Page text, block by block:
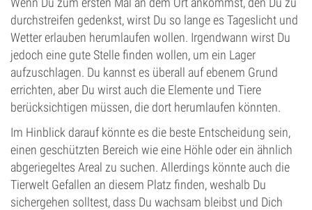
durchstreifen gedenkst, wirst Du so lange es Tageslicht und
Wetter erlauben herumlaufen wollen. Irgendwann wirst Du
jedoch eine gute Stelle finden wollen, um ein Lager
aufzuschlagen. Du kannst es überall auf ebenem Grund
errichten, aber Du wirst auch die Elemente und Tiere
berücksichtigen müssen, die dort herumlaufen könnten.
Im Hinblick darauf könnte es die beste Entscheidung sein,
einen geschützten Bereich wie eine Höhle oder ein ähnlich
abgeriegeltes Areal zu suchen. Allerdings könnte auch die
Tierwelt Gefallen an diesem Platz finden, weshalb Du
sichergehen solltest, dass Du wachsam bleibst und Dich